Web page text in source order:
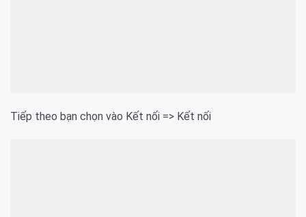
Tiếp theo bạn chọn vào Kết nối => Kết nối